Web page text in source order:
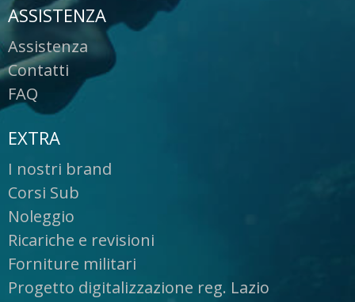
ASSISTENZA
Assistenza
Contatti
FAQ
EXTRA
I nostri brand
Corsi Sub
Noleggio
Ricariche e revisioni
Forniture militari
Progetto digitalizzazione reg. Lazio